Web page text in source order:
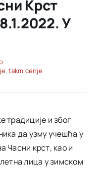
Крст
У
,takmicenje
и због
да узму учешћа у
Часни крст, као и
лица у зимском